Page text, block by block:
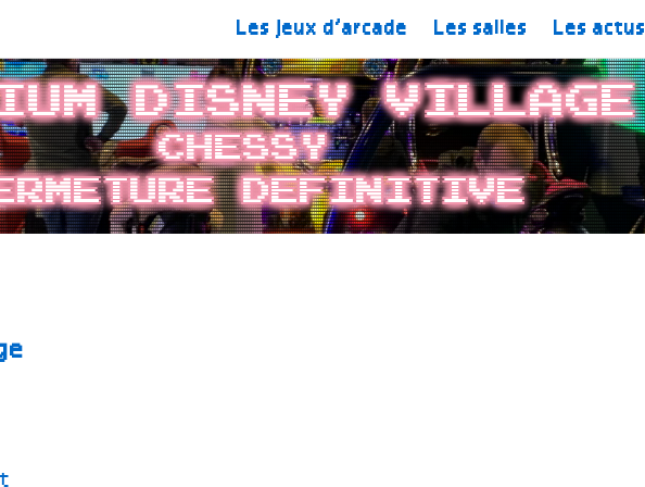
Les jeux d’arcade Les salles Les actus
Disney Village
Chessy
definitive